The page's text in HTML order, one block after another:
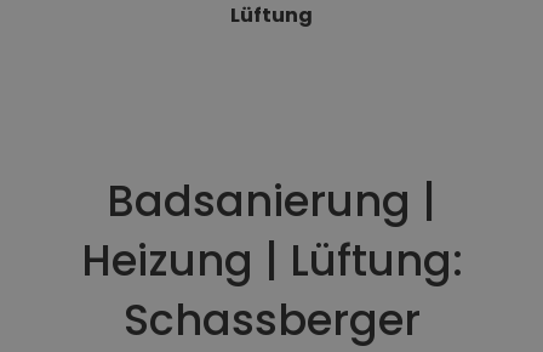
Lüftung
Badsanierung |
Heizung | Lüftung:
Schassberger